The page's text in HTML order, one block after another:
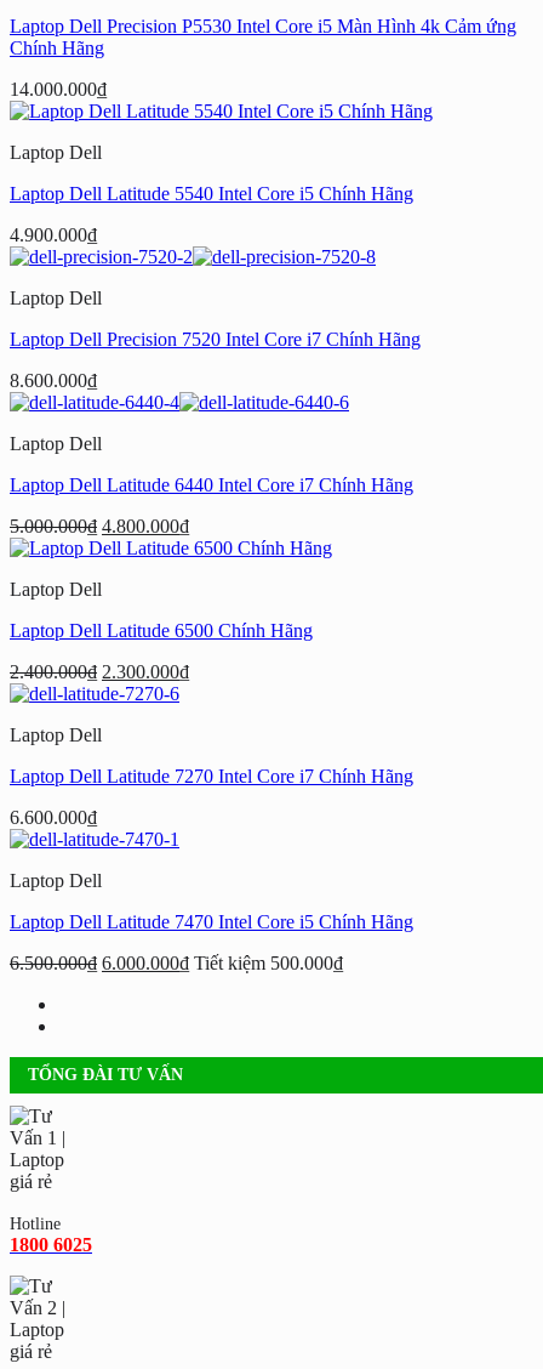
Laptop Dell Precision P5530 Intel Core i5 Màn Hình 4k Cảm ứng
Chính Hãng
14.000.000₫
Laptop Dell
Laptop Dell Latitude 5540 Intel Core i5 Chính Hãng
4.900.000₫
Laptop Dell
Laptop Dell Precision 7520 Intel Core i7 Chính Hãng
8.600.000₫
Laptop Dell
Laptop Dell Latitude 6440 Intel Core i7 Chính Hãng
5.000.000₫ Giá
gốc
5.000.000₫.
4.800.000₫Giá
hiện
Laptop Dell
Laptop Dell Latitude 6500 Chính Hãng
2.400.000₫ Giá
gốc
2.400.000₫.
2.300.000₫Giá
Laptop Dell
Laptop Dell Latitude 7270 Intel Core i7 Chính Hãng
6.600.000₫
Laptop Dell
Laptop Dell Latitude 7470 Intel Core i5 Chính Hãng
6.500.000₫ 6.000.000₫ Tiết kiệm 500.000₫
TỔNG ĐÀI TƯ VẤN
Hotline
1800 6025